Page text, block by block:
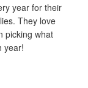
year for their
They love
picking what
year!